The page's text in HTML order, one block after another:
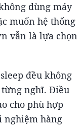
dùng máy
muốn hệ thống
vẫn là lựa chọn
đều không
nghĩ. Điều
cho phù hợp
nghiệm hàng